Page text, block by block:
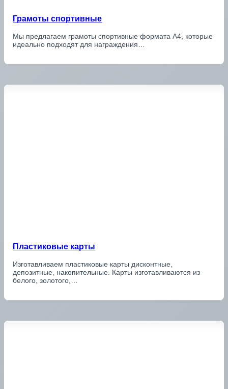
Грамоты спортивные
Мы предлагаем грамоты спортивные формата А4, которые
идеально подходят для награждения…
Пластиковые карты
Изготавливаем пластиковые карты дисконтные,
депозитные, накопительные. Карты изготавливаются из
белого, золотого,…